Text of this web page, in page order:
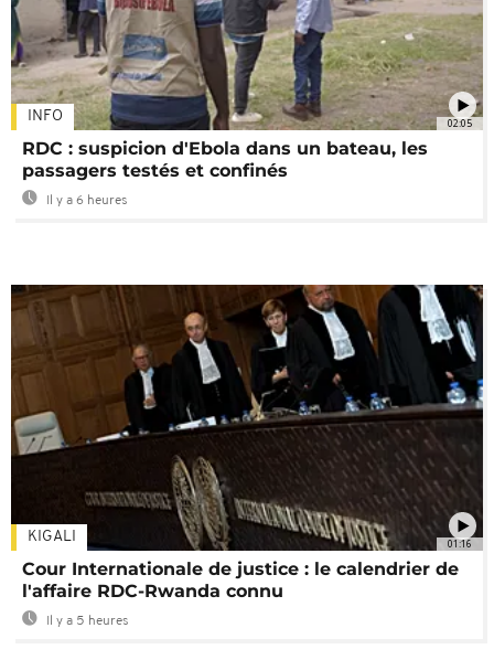
02:05
INFO
RDC : suspicion d'Ebola dans un bateau, les
passagers testés et confinés
Il y a 6 heures
01:16
KIGALI
Cour Internationale de justice : le calendrier de
l'affaire RDC-Rwanda connu
Il y a 5 heures